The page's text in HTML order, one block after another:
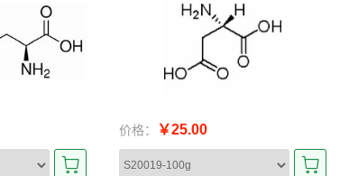
价格： ￥25.00